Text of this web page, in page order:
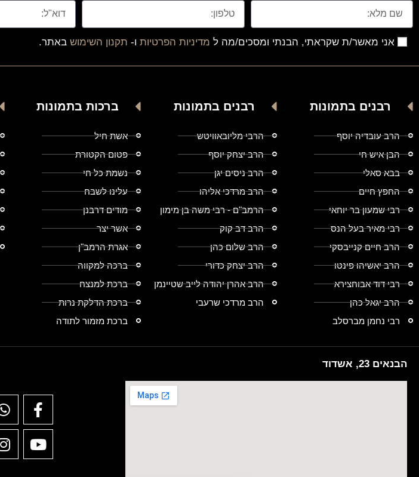
אני מאשר/ת שקראתי, הבנתי ומסכים/מה ל מדיניות הפרטיות ו- תקנון השימוש באתר.
רבנים בתמונות
הרב עובדיה יוסף
הבן איש חי
בבא סאלי
החפץ חיים
רבי שמעון בר יוחאי
רבי מאיר בעל הנס
הרב חיים קנייבסקי
הרב יאשיהו פינטו
רבי דוד אבוחצירא
הרב יגאל כהן
רבי נחמן מברסלב
רבנים בתמונות
הרבי מליובאוויטש
הרב יצחק יוסף
הרב ניסים יגן
הרב מרדכי אליהו
הרמב"ם - רבי משה בן מימון
הרב דב קוק
הרב שלום כהן
הרב יצחק כדורי
הרב אהרן יהודה לייב שטיינמן
הרב מרדכי שרעבי
ברכות בתמונות
אשת חיל
פטום הקטורת
נשמת כל חי
עלינו לשבח
מודים דרבנן
אשר יצר
אגרת הרמב"ן
ברכה למקווה
ברכת למנצח
ברכת הדלקת נרות
ברכת מזמור לתודה
הבנאים 23, אשדוד